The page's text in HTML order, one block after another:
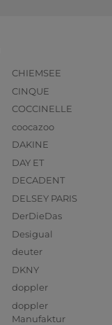
CHIEMSEE
CINQUE
COCCINELLE
coocazoo
DAKINE
DAY ET
DECADENT
DELSEY PARIS
DerDieDas
Desigual
deuter
DKNY
doppler
doppler
Manufaktur